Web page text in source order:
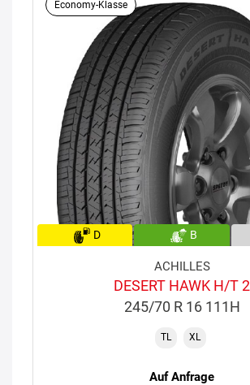
Economy-Klasse
D B
ACHILLES
DESERT HAWK H/T 2
245/70 R 16 111H
TL XL
Auf Anfrage